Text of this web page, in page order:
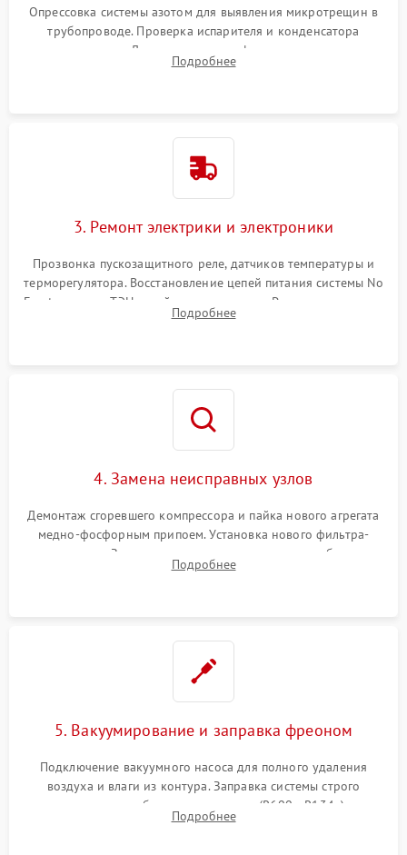
Опрессовка системы азотом для выявления микротрещин в
трубопроводе. Проверка испарителя и конденсатора
течеискателем. Демонтаж старого фильтра-осушителя и
продувка капиллярной трубки для устранения засоров.
Подробнее
3. Ремонт электрики и электроники
Прозвонка пускозащитного реле, датчиков температуры и
терморегулятора. Восстановление цепей питания системы No
Frost, включая ТЭН оттайки и вентилятор. Ремонт или замена
платы управления при сбоях алгоритмов.
Подробнее
4. Замена неисправных узлов
Демонтаж сгоревшего компрессора и пайка нового агрегата
медно-фосфорным припоем. Установка нового фильтра-
осушителя. Замена изношенных вентиляторов обдува,
сломанных заслонок или поврежденных дверных петель.
Подробнее
5. Вакуумирование и заправка фреоном
Подключение вакуумного насоса для полного удаления
воздуха и влаги из контура. Заправка системы строго
дозированным объемом хладагента (R600a, R134a) по
электронным весам. Контроль рабочего давления в системе.
Подробнее